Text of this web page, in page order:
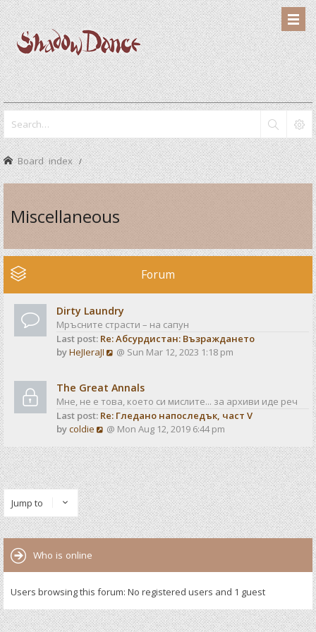
Board index
Miscellaneous
Forum
Dirty Laundry
Мръсните страсти – на сапун
Last post: Re: Абсурдистан: Възраждането
byHeJIeraJI
V
w
t
h
e
a
t
e
s
t
p
o
@ Sun Mar 12, 2023 1:18 pm
The Great Annals
Мне, не е това, което си мислите... за архиви иде реч
Last post: Re: Гледано напоследък, част V
bycoldie
V
e
w
t
h
e
l
a
s
t
o
s
@ Mon Aug 12, 2019 6:44 pm
Jump to
Who is online
Users browsing this forum: No registered users and 1 guest